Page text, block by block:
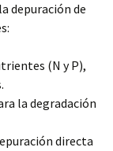
depuración de
(N y P),
la degradación
directa